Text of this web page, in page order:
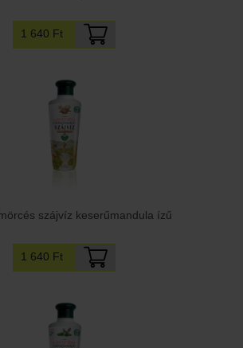
1 640 Ft
szájvíz keserűmandula ízű
1 640 Ft